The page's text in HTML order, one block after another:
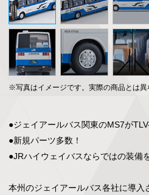
※写真はイメージです。実際の商品とは異
●ジェイアールバス関東のMS7が
●新規パーツ多数！
●JRハイウェイバスならではの装備
本州のジェイアールバス各社に導